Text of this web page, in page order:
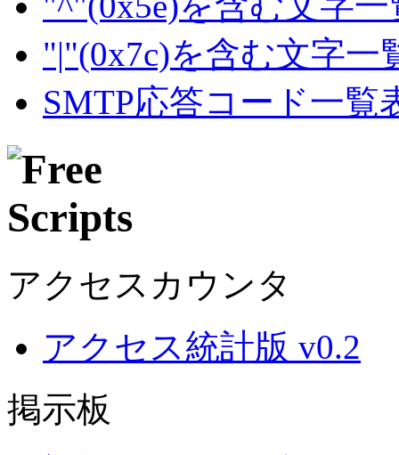
"|"(0x7c)を含む文字一
SMTP応答コード一覧
アクセスカウンタ
アクセス統計版 v0.2
掲示板